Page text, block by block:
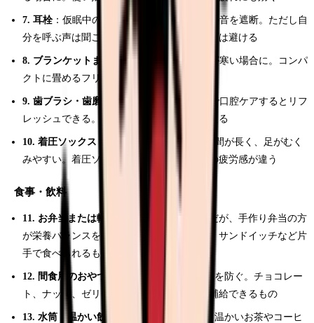
7. 耳栓：仮眠中のアラーム音やナースコール音を遮断。ただし自
分を呼ぶ声は聞こえるよう、完全遮音タイプは避ける
8. ブランケットまたは薄手の毛布
：仮眠室が寒い場合に。コンパ
クトに畳めるフリース素材が人気
9. 歯ブラシ・歯磨き粉 ：長時間勤務の途中で口腔ケアするとリフ
レッシュできる。夜勤明けにもそのまま使える
10. 着圧ソックス ：夜勤は立ちっぱなしの時間が長く、足がむく
みやすい。着圧ソックスを履くだけで翌日の疲労感が違う
食事・飲料
11. お弁当または軽食
：コンビニ食でもOKだが、手作り弁当の方
が栄養バランスを管理しやすい。おにぎり、サンドイッチなど片
手で食べられるものが便利
12. 間食用のおやつ
：深夜にエネルギー切れを防ぐ。チョコレー
ト、ナッツ、ゼリー飲料など、手軽に糖分補給できるもの
13. 水筒（温かい飲み物）
：深夜は冷える。温かいお茶やコーヒ